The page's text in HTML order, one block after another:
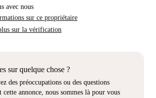
avec nous
sur ce propriétaire
sur la vérification
sur quelque chose ?
des préoccupations ou des questions
cette annonce, nous sommes là pour vous